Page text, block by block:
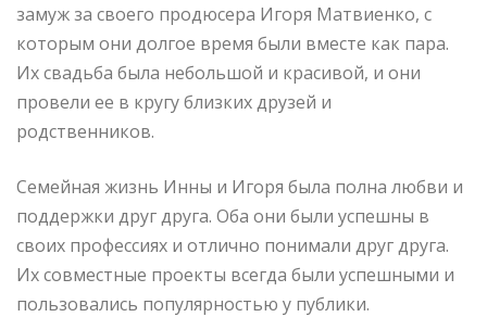
замуж за своего продюсера Игоря Матвиенко, с
которым они долгое время были вместе как пара.
Их свадьба была небольшой и красивой, и они
провели ее в кругу близких друзей и
родственников.
Семейная жизнь Инны и Игоря была полна любви и
поддержки друг друга. Оба они были успешны в
своих профессиях и отлично понимали друг друга.
Их совместные проекты всегда были успешными и
пользовались популярностью у публики.